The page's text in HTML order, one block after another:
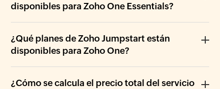
disponibles para Zoho One Essentials?
¿Qué planes de Zoho Jumpstart están
disponibles para Zoho One?
¿Cómo se calcula el precio total del servicio